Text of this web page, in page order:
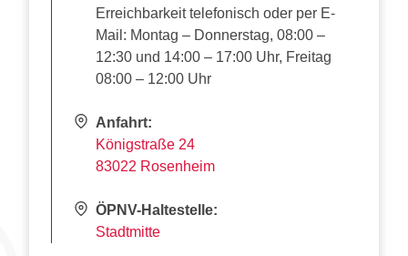
Erreichbarkeit telefonisch oder per E-
Mail: Montag – Donnerstag, 08:00 –
12:30 und 14:00 – 17:00 Uhr, Freitag
08:00 – 12:00 Uhr
Anfahrt:
Königstraße 24
83022 Rosenheim
ÖPNV-Haltestelle:
Stadtmitte